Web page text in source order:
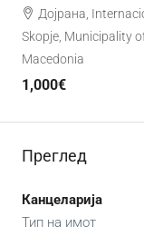
Дојрана,
Skopje, Municipality
Macedonia
1,000€
Преглед
Канцеларија
Тип на имот